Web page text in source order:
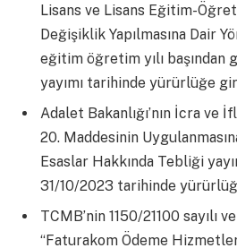
Lisans ve Lisans Eğitim-
Değişiklik Yapılmasına Dair
eğitim öğretim yılı başından
yayımı tarihinde yürürlüğe
Adalet Bakanlığı’nın İcra ve
20. Maddesinin
Esaslar Hakkında Tebliği
31/10/2023 tarihinde
TCMB’nin 1150/21100 sayılı
“Faturakom Ödeme